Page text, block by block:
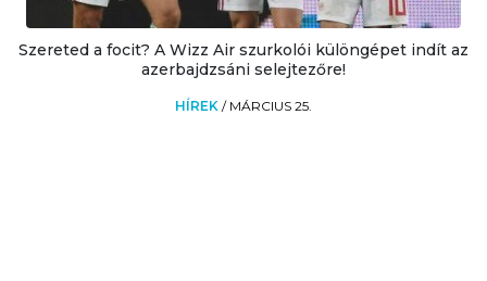
Szereted a focit? A Wizz Air szurkolói különgépet indít az
azerbajdzsáni selejtezőre!
HÍREK / MÁRCIUS 25.